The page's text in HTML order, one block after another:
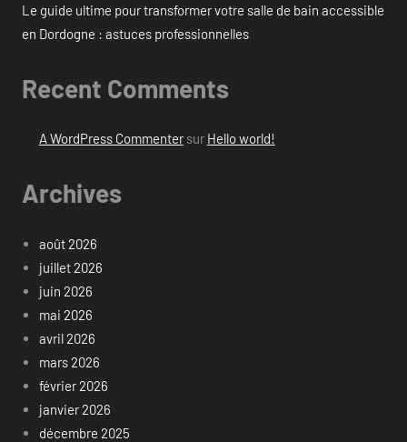
Le guide ultime pour transformer votre salle de bain accessible
en Dordogne : astuces professionnelles
Recent Comments
A WordPress Commentersur Hello world!
Archives
août 2026
juillet 2026
juin 2026
mai 2026
avril 2026
mars 2026
février 2026
janvier 2026
décembre 2025